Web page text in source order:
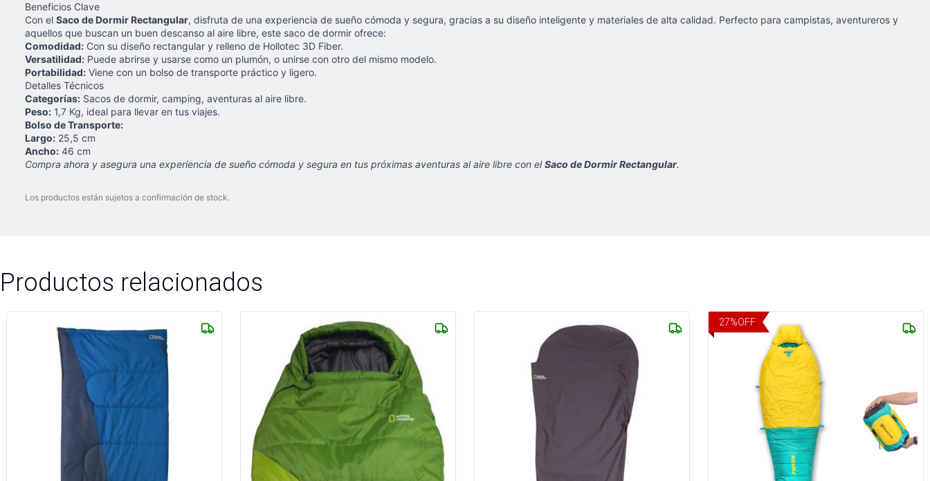
Beneficios Clave
Con el Saco de Dormir Rectangular, disfruta de una experiencia de sueño cómoda y segura, gracias a su diseño inteligente y materiales de alta calidad. Perfecto para campistas, aventureros y
aquellos que buscan un buen descanso al aire libre, este saco de dormir ofrece:
Comodidad: Con su diseño rectangular y relleno de Hollotec 3D Fiber.
Versatilidad: Puede abrirse y usarse como un plumón, o unirse con otro del mismo modelo.
Portabilidad: Viene con un bolso de transporte práctico y ligero.
Detalles Técnicos
Categorías: Sacos de dormir, camping, aventuras al aire libre.
Peso: 1,7 Kg, ideal para llevar en tus viajes.
Bolso de Transporte:
Largo: 25,5 cm
Ancho: 46 cm
Compra ahora y asegura una experiencia de sueño cómoda y segura en tus próximas aventuras al aire libre con elSaco de Dormir Rectangular.
Los productos están sujetos a confirmación de stock.
Productos relacionados
27%OFF